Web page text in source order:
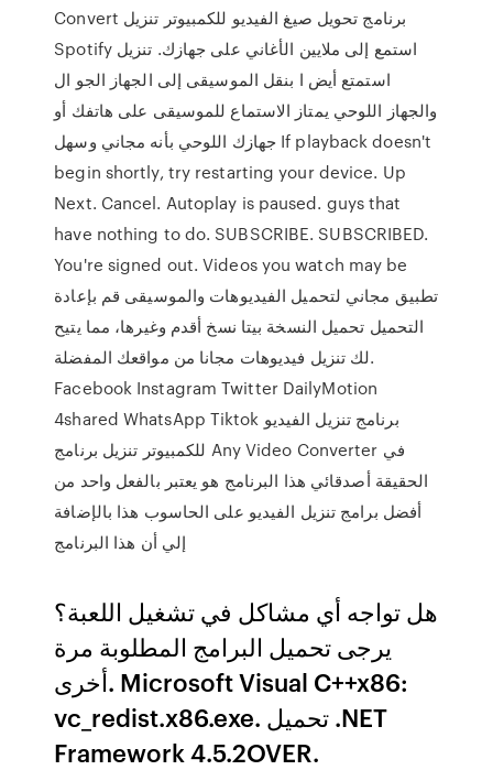
Convert برنامج تحويل صيغ الفيديو للكمبيوتر تنزيل
Spotify استمع إلى ملايين الأغاني على جهازك. تنزيل
استمتع أيض ا بنقل الموسيقى إلى الجهاز الجو ال
والجهاز اللوحي يمتاز الاستماع للموسيقى على هاتفك أو
جهازك اللوحي بأنه مجاني وسهل If playback doesn't
begin shortly, try restarting your device. Up
Next. Cancel. Autoplay is paused. guys that
have nothing to do. SUBSCRIBE. SUBSCRIBED.
You're signed out. Videos you watch may be
تطبيق مجاني لتحميل الفيديوهات والموسيقى قم بإعادة
التحميل تحميل النسخة بيتا نسخ أقدم وغيرها، مما يتيح
لك تنزيل فيديوهات مجانا من مواقعك المفضلة.
Facebook Instagram Twitter DailyMotion
4shared WhatsApp Tiktok برنامج تنزيل الفيديو
للكمبيوتر تنزيل برنامج Any Video Converter في
الحقيقة أصدقائي هذا البرنامج هو يعتبر بالفعل واحد من
أفضل برامج تنزيل الفيديو على الحاسوب هذا بالإضافة
إلي أن هذا البرنامج
هل تواجه أي مشاكل في تشغيل اللعبة؟
يرجى تحميل البرامج المطلوبة مرة
أخرى. Microsoft Visual C++x86:
vc_redist.x86.exe. تحميل .NET
Framework 4.5.2OVER.